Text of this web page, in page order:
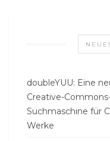
doubleYUU: Eine
Creative-
Suchmaschine für
Werke